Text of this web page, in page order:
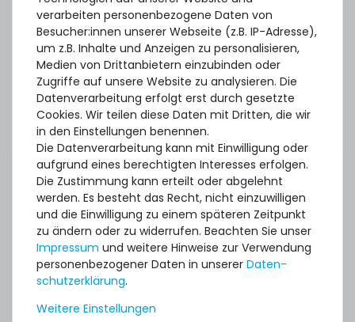
32Stück sofort lieferbar
1-2 Tage*
6,90 € *
3.9Gramm| 1.769,23 € / Kilogramm
SERVERSHOP24 Wärmeleitpaste / Thermal Paste - 1.5g
Tube, >5.15W/m-k
verarbeiten personenbezogene Daten von
Besucher:innen unserer Webseite (z.B. IP-Adresse),
um z.B. Inhalte und Anzeigen zu personalisieren,
Medien von Drittanbietern einzubinden oder
Zugriffe auf unsere Website zu analysieren. Die
Datenverarbeitung erfolgt erst durch gesetzte
Cookies. Wir teilen diese Daten mit Dritten, die wir
in den Einstellungen benennen.
Die Datenverarbeitung kann mit Einwilligung oder
aufgrund eines berechtigten Interesses erfolgen.
Die Zustimmung kann erteilt oder abgelehnt
werden. Es besteht das Recht, nicht einzuwilligen
und die Einwilligung zu einem späteren Zeitpunkt
zu ändern oder zu widerrufen. Beachten Sie unser
Impressum und weitere Hinweise zur Verwendung
personenbezogener Daten in unserer Daten­
schutz­erklärung.
Weitere Einstellungen